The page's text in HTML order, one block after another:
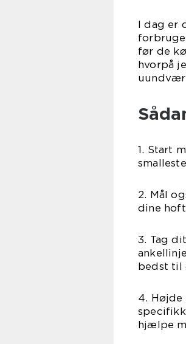
I dag er
før de
hvorpå
1. Start
2. Mål
dine
3. Tag
bedst til
4.
hjælpe